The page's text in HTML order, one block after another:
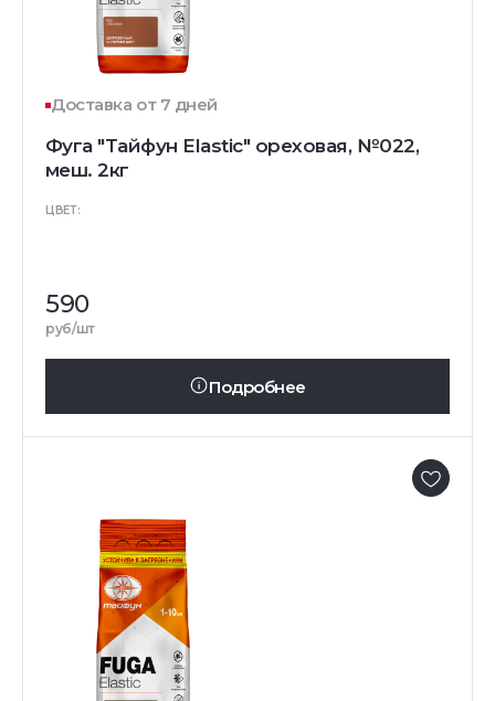
Доставка от 7 дней
Фуга "Тайфун Elastic" ореховая, №022,
меш. 2кг
ЦВЕТ:
590
руб/шт
Подробнее